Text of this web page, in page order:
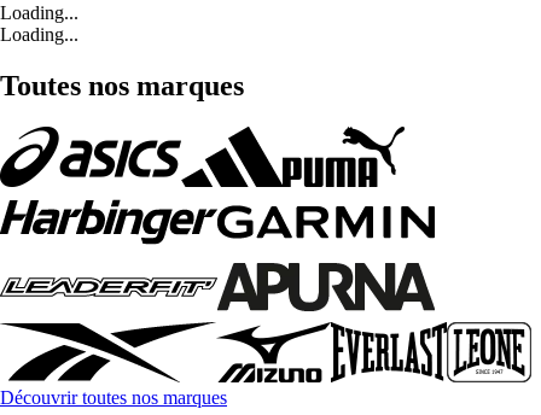
Loading...
Loading...
Toutes nos marques
Découvrir toutes nos marques